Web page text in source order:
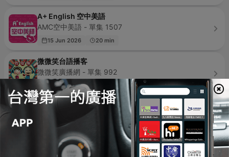
A+ English 空中美語
AMC空中美語 - 單集 1507
15 Jun 2026 20 min
微微笑台語播客
微微笑廣播網 - 單集 992
15 hours ago
Global News Podcast
BBC World Service - 單集 288
聽故事學英文